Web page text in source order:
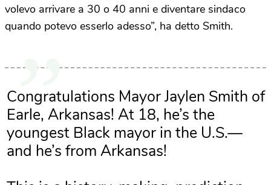
volevo arrivare a 30 o 40 anni e diventare sindaco
quando potevo esserlo adesso”, ha detto Smith.
Congratulations Mayor Jaylen Smith of
Earle, Arkansas! At 18, he’s the
youngest Black mayor in the U.S.—
and he’s from Arkansas!